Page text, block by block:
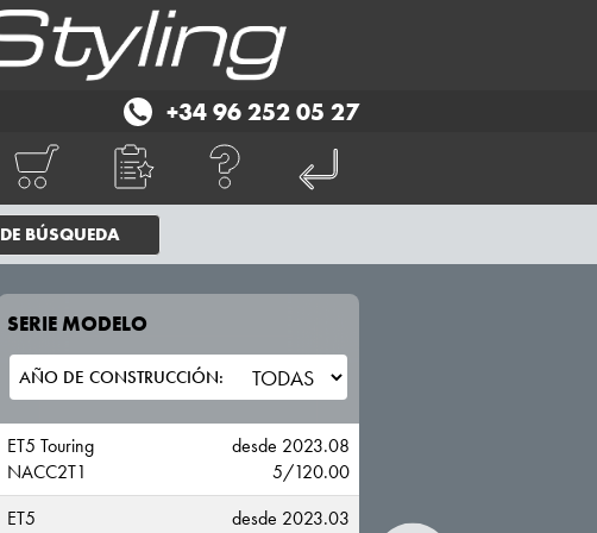
+34 96 252 05 27
DE BÚSQUEDA
SERIE MODELO
ET5 Touring
NACC2T1
desde 2023.08
5/120.00
ET5
desde 2023.03